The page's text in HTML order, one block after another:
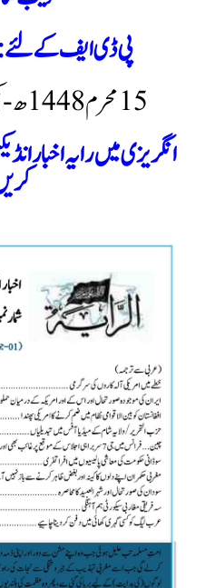
پی ڈی ایف کے لئے
15 محرم 1448ھ - یکم جولائی 2026ء
انگریزی میں رایہ اخبا ر